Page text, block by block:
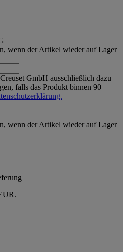
wenn der Artikel wieder auf Lager
GmbH ausschließlich dazu
falls das Produkt binnen 90
wenn der Artikel wieder auf Lager